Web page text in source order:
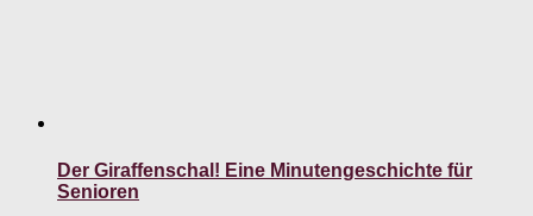
Der Giraffenschal! Eine Minutengeschichte für
Senioren